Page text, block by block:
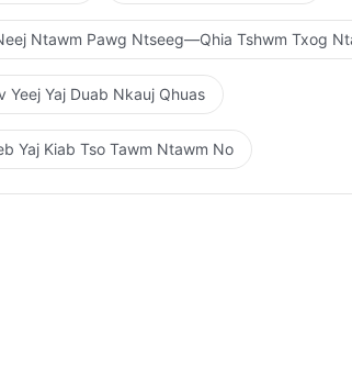
Ntawm Pawg Ntseeg—Qhia Tshwm Txog
Yeej Yaj Duab Nkauj Qhuas
Yaj Kiab Tso Tawm Ntawm No